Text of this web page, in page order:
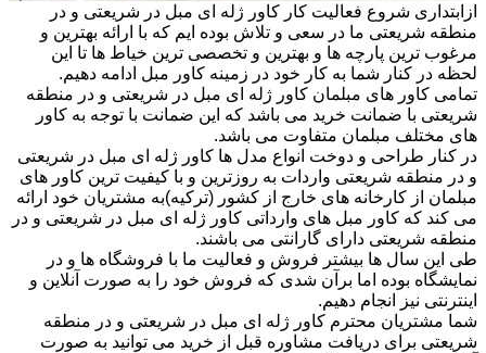
ازابتداری شروع فعالیت کار کاور ژله ای مبل در شریعتی و در
منطقه شریعتی ما در سعی و تلاش بوده ایم که با ارائه بهترین و
مرغوب ترین پارچه ها و بهترین و تخصصی ترین خیاط ها تا این
لحظه در کنار شما به کار خود در زمینه کاور مبل ادامه دهیم.
تمامی کاور های مبلمان کاور ژله ای مبل در شریعتی و در منطقه
شریعتی با ضمانت خرید می باشد که این ضمانت با توجه به کاور
های مختلف مبلمان متفاوت می باشد.
در کنار طراحی و دوخت انواع مدل ها کاور ژله ای مبل در شریعتی
و در منطقه شریعتی واردات به روزترین و با کیفیت ترین کاور های
مبلمان از کارخانه های خارج از کشور (ترکیه)به مشتریان خود ارائه
می کند که کاور مبل های وارداتی کاور ژله ای مبل در شریعتی و در
منطقه شریعتی دارای گارانتی می باشند.
طی این سال ها بیشتر فروش و فعالیت ما با فروشگاه ها و در
نمایشگاه بوده اما برآن شدی که فروش خود را به صورت آنلاین و
اینترنتی نیز انجام دهیم.
شما مشتریان محترم کاور ژله ای مبل در شریعتی و در منطقه
شریعتی برای دریافت مشاوره قبل از خرید می توانید به صورت